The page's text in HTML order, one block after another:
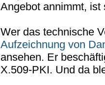
Angebot annimmt, ist
Wer das technische
Aufzeichnung von
ansehen. Er
X.509-PKI. Und da